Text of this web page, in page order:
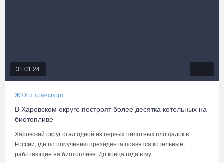
31.01.24
ЖКХ и транспорт
В Харовском округе построят более десятка котельных на
биотопливе
Харовский округ стал одной из первых пилотных площадок в
России, где по поручению президента появятся котельные,
работающие на биотопливе. До конца года в му...